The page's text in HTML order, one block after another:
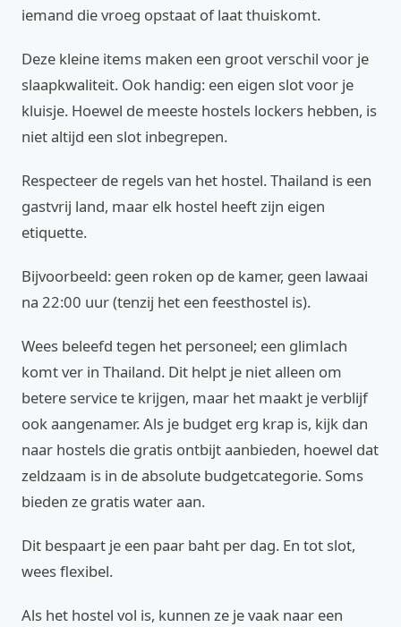
iemand die vroeg opstaat of laat thuiskomt.
Deze kleine items maken een groot verschil voor je
slaapkwaliteit. Ook handig: een eigen slot voor je
kluisje. Hoewel de meeste hostels lockers hebben, is
niet altijd een slot inbegrepen.
Respecteer de regels van het hostel. Thailand is een
gastvrij land, maar elk hostel heeft zijn eigen
etiquette.
Bijvoorbeeld: geen roken op de kamer, geen lawaai
na 22:00 uur (tenzij het een feesthostel is).
Wees beleefd tegen het personeel; een glimlach
komt ver in Thailand. Dit helpt je niet alleen om
betere service te krijgen, maar het maakt je verblijf
ook aangenamer. Als je budget erg krap is, kijk dan
naar hostels die gratis ontbijt aanbieden, hoewel dat
zeldzaam is in de absolute budgetcategorie. Soms
bieden ze gratis water aan.
Dit bespaart je een paar baht per dag. En tot slot,
wees flexibel.
Als het hostel vol is, kunnen ze je vaak naar een